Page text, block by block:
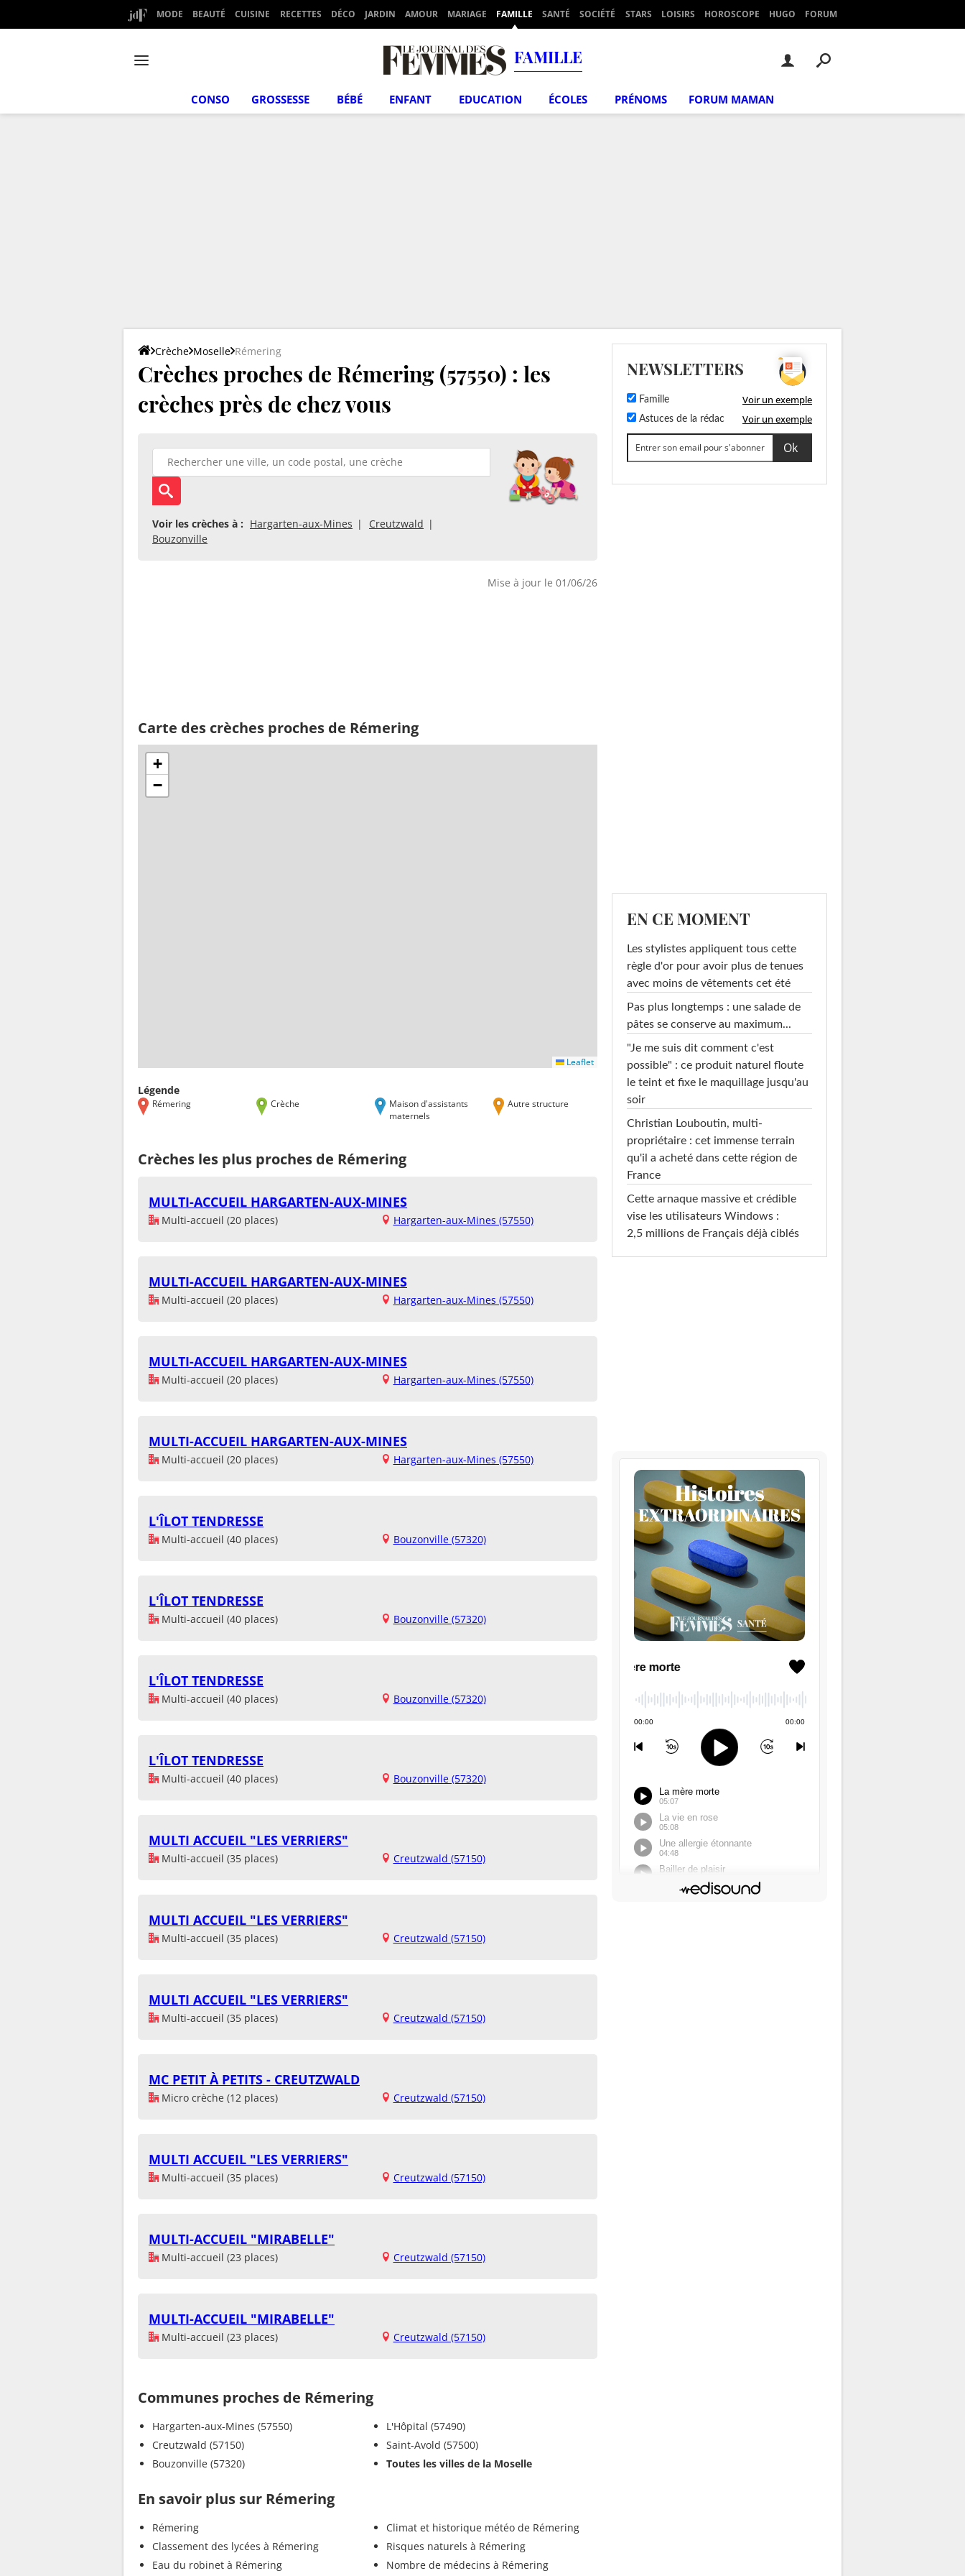
MODE BEAUTÉ CUISINE RECETTES DÉCO JARDIN AMOUR MARIAGE FAMILLE SANTÉ SOCIÉTÉ STARS LOISIRS HOROSCOPE HUGO FORUM
FAMILLE
CONSO GROSSESSE BÉBÉ ENFANT EDUCATION ÉCOLES PRÉNOMS FORUM MAMAN
Crèche Moselle Rémering
Crèches proches de Rémering (57550) : les
crèches près de chez vous
Voir les crèches à : Hargarten-aux-Mines
Creutzwald
Bouzonville
Mise à jour le 01/06/26
Carte des crèches proches de Rémering
+
−
Leaflet
Légende
Rémering Crèche
Maison d'assistants
maternels
Autre structure
Crèches les plus proches de Rémering
MULTI-ACCUEIL HARGARTEN-AUX-MINES
Multi-accueil (20 places) Hargarten-aux-Mines (57550)
MULTI-ACCUEIL HARGARTEN-AUX-MINES
Multi-accueil (20 places) Hargarten-aux-Mines (57550)
MULTI-ACCUEIL HARGARTEN-AUX-MINES
Multi-accueil (20 places) Hargarten-aux-Mines (57550)
MULTI-ACCUEIL HARGARTEN-AUX-MINES
Multi-accueil (20 places) Hargarten-aux-Mines (57550)
L'ÎLOT TENDRESSE
Multi-accueil (40 places) Bouzonville (57320)
L'ÎLOT TENDRESSE
Multi-accueil (40 places) Bouzonville (57320)
L'ÎLOT TENDRESSE
Multi-accueil (40 places) Bouzonville (57320)
L'ÎLOT TENDRESSE
Multi-accueil (40 places) Bouzonville (57320)
MULTI ACCUEIL "LES VERRIERS"
Multi-accueil (35 places) Creutzwald (57150)
MULTI ACCUEIL "LES VERRIERS"
Multi-accueil (35 places) Creutzwald (57150)
MULTI ACCUEIL "LES VERRIERS"
Multi-accueil (35 places) Creutzwald (57150)
MC PETIT À PETITS - CREUTZWALD
Micro crèche (12 places) Creutzwald (57150)
MULTI ACCUEIL "LES VERRIERS"
Multi-accueil (35 places) Creutzwald (57150)
MULTI-ACCUEIL "MIRABELLE"
Multi-accueil (23 places) Creutzwald (57150)
MULTI-ACCUEIL "MIRABELLE"
Multi-accueil (23 places) Creutzwald (57150)
Communes proches de Rémering
Hargarten-aux-Mines (57550)
Creutzwald (57150)
Bouzonville (57320)
L'Hôpital (57490)
Saint-Avold (57500)
Toutes les villes de la Moselle
En savoir plus sur Rémering
Rémering
Classement des lycées à Rémering
Eau du robinet à Rémering
Climat et historique météo de Rémering
Risques naturels à Rémering
Nombre de médecins à Rémering
NEWSLETTERS
Famille Voir un exemple
Astuces de la rédac Voir un exemple
EN CE MOMENT
Les stylistes appliquent tous cette
règle d'or pour avoir plus de tenues
avec moins de vêtements cet été
Pas plus longtemps : une salade de
pâtes se conserve au maximum...
"Je me suis dit comment c'est
possible" : ce produit naturel floute
le teint et fixe le maquillage jusqu'au
soir
Christian Louboutin, multi-
propriétaire : cet immense terrain
qu'il a acheté dans cette région de
France
Cette arnaque massive et crédible
vise les utilisateurs Windows :
2,5 millions de Français déjà ciblés